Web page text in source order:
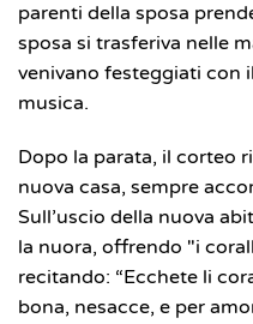
parenti della sposa
sposa si trasferiva nelle
venivano festeggiati con
musica.
Dopo la parata, il corteo
nuova casa, sempre
Sull’uscio della nuova
la nuora, offrendo "i
recitando: “Ecchete li
bona, nesacce, e per